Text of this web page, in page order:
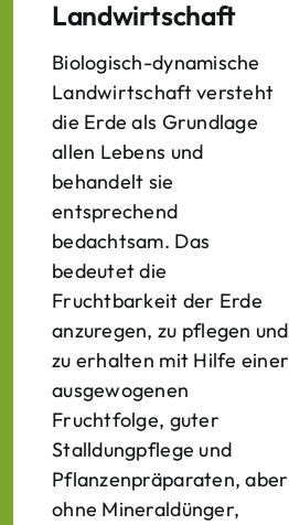
Landwirtschaft
Biologisch-dynamische
Landwirtschaft versteht
die Erde als Grundlage
allen Lebens und
behandelt sie
entsprechend
bedachtsam. Das
bedeutet die
Fruchtbarkeit der Erde
anzuregen, zu pflegen und
zu erhalten mit Hilfe einer
ausgewogenen
Fruchtfolge, guter
Stalldungpflege und
Pflanzenpräparaten, aber
ohne Mineraldünger,